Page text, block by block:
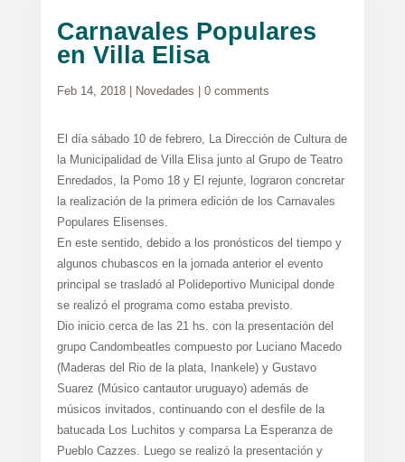
Carnavales Populares
en Villa Elisa
Feb 14, 2018| Novedades 0 comments
El día sábado 10 de febrero, La Dirección de Cultura de
la Municipalidad de Villa Elisa junto al Grupo de Teatro
Enredados, la Pomo 18 y El rejunte, lograron concretar
la realización de la primera edición de los Carnavales
Populares Elisenses.
En este sentido, debido a los pronósticos del tiempo y
algunos chubascos en la jornada anterior el evento
principal se trasladó al Polideportivo Municipal donde
se realizó el programa como estaba previsto.
Dio inicio cerca de las 21 hs. con la presentación del
grupo Candombeatles compuesto por Luciano Macedo
(Maderas del Rio de la plata, Inankele) y Gustavo
Suarez (Músico cantautor uruguayo) además de
músicos invitados, continuando con el desfile de la
batucada Los Luchitos y comparsa La Esperanza de
Pueblo Cazzes. Luego se realizó la presentación y